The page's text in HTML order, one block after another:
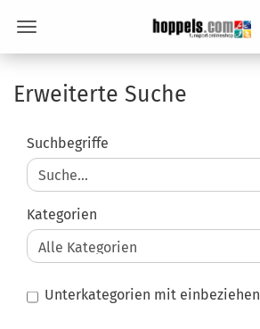
Erweiterte Suche
ERWEITERTE
SUCHE
Suchbegriffe
Kategorien
Unterkategorien mit einbeziehen